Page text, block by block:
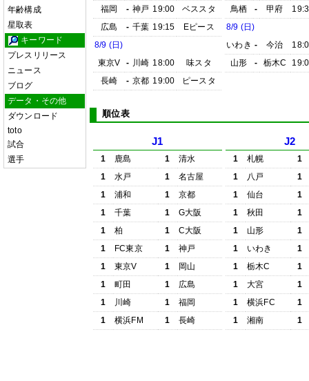
年齢構成
星取表
キーワード
プレスリリース
ニュース
ブログ
データ・その他
ダウンロード
toto
試合
選手
福岡
- 神戸 19:00
ベススタ
広島
- 千葉 19:15
Eピース
8/9 (日)
東京V
- 川崎 18:00
味スタ
長崎
- 京都 19:00 ピースタ
鳥栖
- 甲府
8/9 (日)
いわき - 今治
山形
- 栃木C
順位表
J1
1 鹿島 1
清水
1
水戸 1
名古屋
1
浦和 1
京都
1
千葉 1
G大阪
1
柏 1
C大阪
1
FC東京 1
神戸
1
東京V 1
岡山
1
町田 1
広島
1
川崎 1
福岡
1
横浜FM 1 長崎
J2
1 札幌
1
1
八戸
1
1
仙台
1
1
秋田
1
1
山形
1
1
いわき
1
1
栃木C
1
1
大宮
1
1
横浜FC
1
1
湘南 1